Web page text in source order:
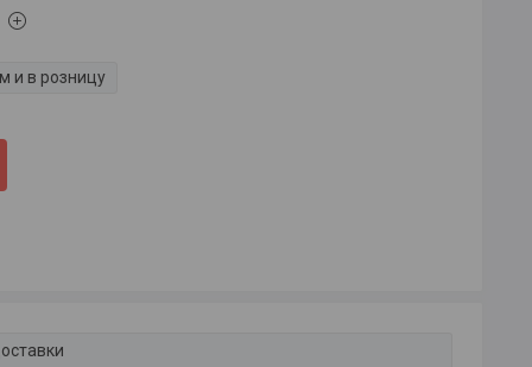
и в розницу